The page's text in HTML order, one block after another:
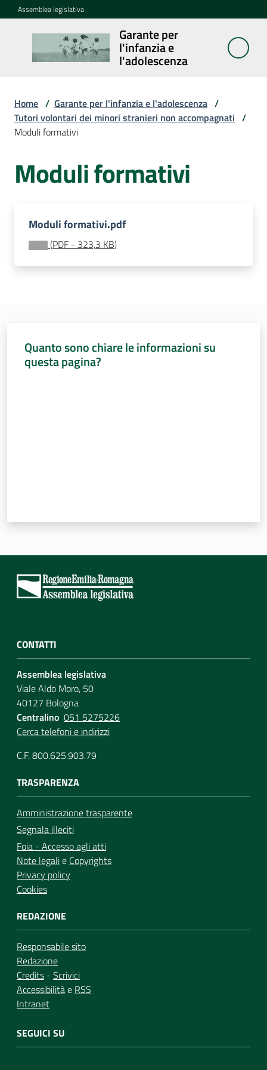
Vai al contenuto
Vai alla navigazione
Vai al footer
Assemblea legislativa
Garante per
l'infanzia e
l'adolescenza
Garante per
l'infanzia e
l'adolescenza
Cosa
fa
Notizie
Assemblea
Per i media
Home / Garante per l'infanzia e l'adolescenza /
Tutori volontari dei minori stranieri non accompagnati /
Moduli formativi
Moduli formativi
Moduli formativi.pdf
(PDF - 323,3 KB)
Quanto sono chiare le informazioni su
questa pagina?
CONTATTI
Assemblea legislativa
Viale Aldo Moro, 50
40127 Bologna
Centralino 051 5275226
Cerca telefoni e indirizzi
C.F. 800.625.903.79
TRASPARENZA
Amministrazione trasparente
Segnala illeciti
Foia - Accesso agli atti
Note legalie Copyrights
Privacy policy
Cookies
REDAZIONE
Responsabile sito
Redazione
Credits - Scrivici
Accessibilitàe RSS
Intranet
SEGUICI SU